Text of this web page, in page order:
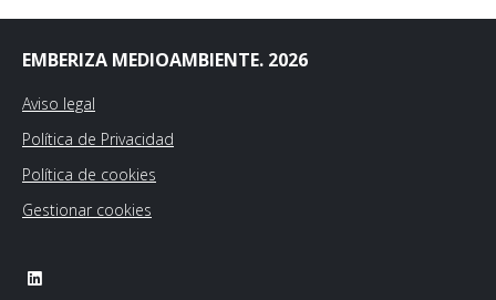
EMBERIZA MEDIOAMBIENTE. 2026
Aviso legal
Política de Privacidad
Política de cookies
Gestionar cookies